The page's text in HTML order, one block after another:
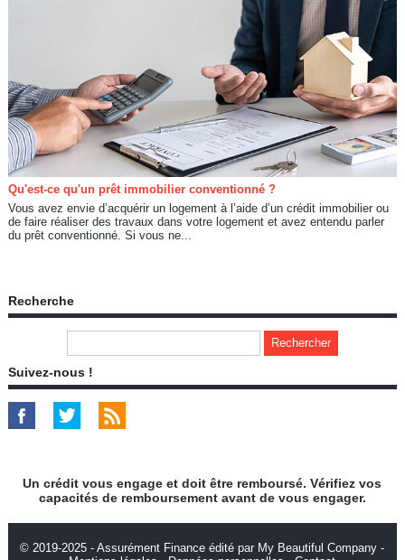
Qu'est-ce qu'un prêt immobilier conventionné ?
Vous avez envie d’acquérir un logement à l’aide d’un crédit immobilier ou
de faire réaliser des travaux dans votre logement et avez entendu parler
du prêt conventionné. Si vous ne...
Recherche
Suivez-nous !
Un crédit vous engage et doit être remboursé. Vérifiez vos
capacités de remboursement avant de vous engager.
© 2019-2025 - Assurément Finance édité par My Beautiful Company -